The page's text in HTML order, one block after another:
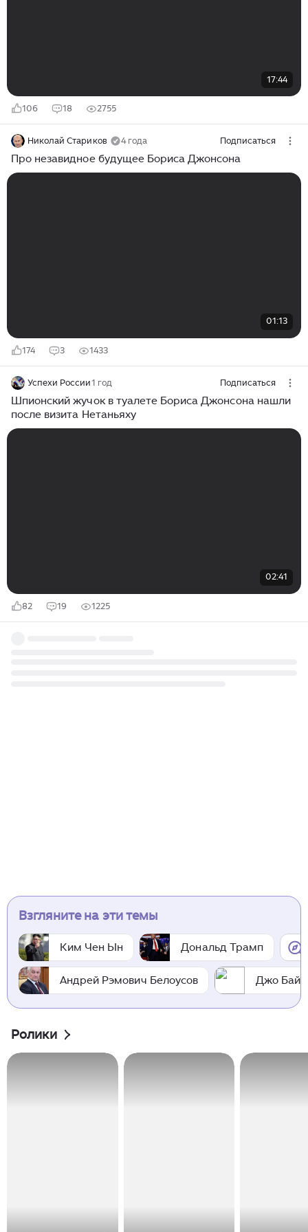
17:44
106 18 2755
Николай Стариков 4 года Подписаться
Про незавидное будущее Бориса Джонсона
01:13
174 3 1433
Успехи России1 год Подписаться
Шпионский жучок в туалете Бориса Джонсона нашли
после визита Нетаньяху
02:41
82 19 1225
Взгляните на эти темы
Ким Чен Ын Дональд Трамп
Андрей Рэмович Белоусов Джо
Ролики